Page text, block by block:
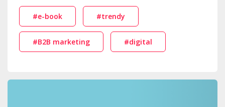
#e-book #trendy
#B2B marketing #digital